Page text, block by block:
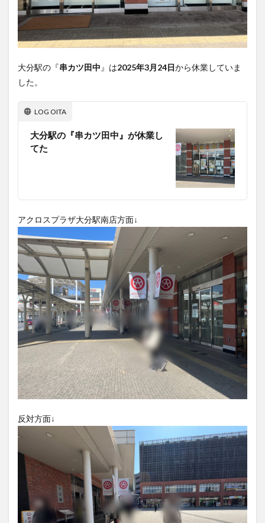
大分駅の『串カツ田中 』は2025年3月24日から休業していま
した。
LOG OITA
大分駅の『串カツ田中』が休業し
てた
アクロスプラザ大分駅南店方面↓
反対方面↓
古着
台湾料理 和定食 和菓子
和食
地獄めぐり 城島高原パーク
壁画
夏祭り
外貨両替機
大分みなと祭り
大分駅近く
姫島村
子ども教室 子ども服
子育て
宇佐市
平和市民公園能楽堂
挾間町
新幹線
昆虫食
明豊
書店 期間限定 本
杵築市
津久見市
海開き 温泉
滝
漢方 炭火焼き 焼き菓子
玖珠郡
由布市 由布院
磨崖仏
祝祭の広場 神社 祭り
秋
移転
竹田 竹田市 竹田市ディナー
紅葉
絵本
自動販売機 自転車 臼杵市
舞台
芋
花 花火 茶碗蒸し 蕎麦
虹
衆議院選挙
複合公共施設 観光
観光スポット
豊後大野 豊後大野市
豊後高田市
買い物
車 農業文化公園
道の駅
鉄道ジオラマ
閉店 閉院 開店
開店閉店
開店閉店まとめ
音楽
飛行機 飲み物 鰻
検索